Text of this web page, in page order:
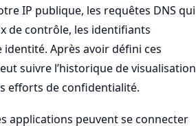
IP publique, les requêtes DNS qui
de contrôle, les identifiants
Après avoir défini ces
suivre l’historique de visualisation
efforts de confidentialité.
applications peuvent se connecter